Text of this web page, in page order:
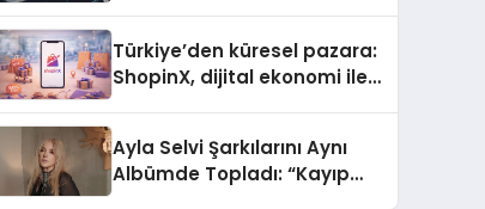
Türkiye’den küresel pazara:
ShopinX, dijital ekonomi ile
Ayla Selvi Şarkılarını Aynı
Albümde Topladı: “Kayıp